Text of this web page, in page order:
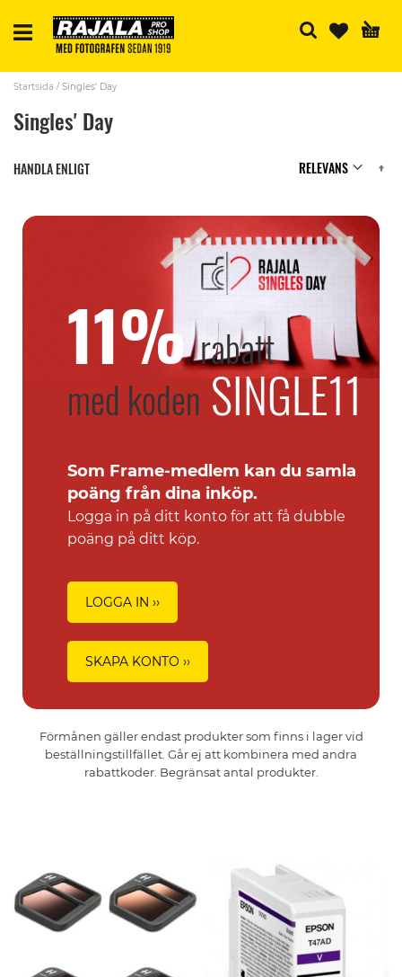
Startsida Singles' Day
Singles' Day
11% rabatt
med koden SINGLE11
Som Frame-medlem kan du samla
poäng från dina inköp.
Logga in på ditt konto för att få dubble
poäng på ditt köp.
LOGGA IN ››
SKAPA KONTO ››
Förmånen gäller endast produkter som finns i lager vid
beställningstillfället. Går ej att kombinera med andra
rabattkoder. Begränsat antal produkter.
HANDLA ENLIGT